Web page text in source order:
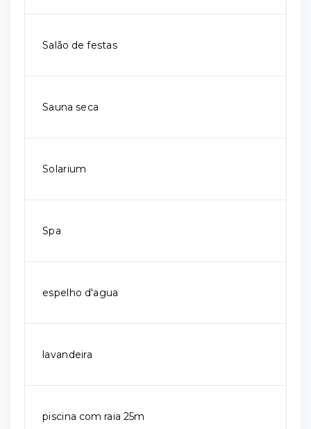
Salão de festas
Sauna seca
Solarium
Spa
espelho d'agua
lavandeira
piscina com raia 25m